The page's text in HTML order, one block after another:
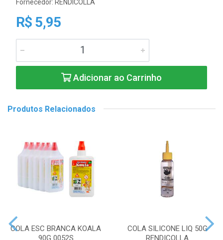
Fornecedor: RENDICOLLA
R$ 5,95
Adicionar ao Carrinho
Produtos Relacionados
COLA ESC BRANCA KOALA
90G 0052S
COLA SILICONE LIQ 50G
RENDICOLLA